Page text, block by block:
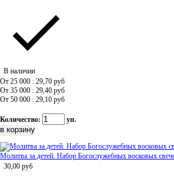
В наличии
От 25 000 : 29,70 руб
От 35 000 : 29,40 руб
От 50 000 : 29,10 руб
Количество: уп.
Молитва за детей. Набор Богослужебных восковых
30,00 руб